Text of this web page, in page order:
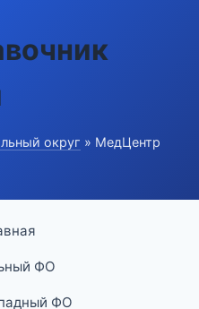
округ » МедЦентр
ФО
ФО